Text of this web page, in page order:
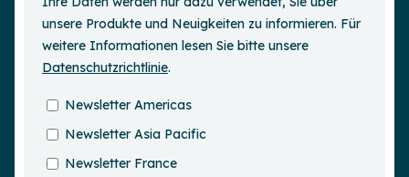
Demo anfordern